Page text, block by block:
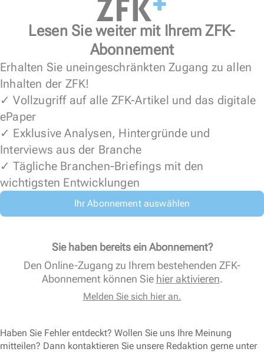
Lesen Sie weiter mit Ihrem ZFK-
Abonnement
Erhalten Sie uneingeschränkten Zugang zu allen
Inhalten der ZFK!
✓ Vollzugriff auf alle ZFK-Artikel und das digitale
ePaper
✓ Exklusive Analysen, Hintergründe und
Interviews aus der Branche
✓ Tägliche Branchen-Briefings mit den
wichtigsten Entwicklungen
Ihr Abonnement auswählen
Sie haben bereits ein Abonnement?
Den Online-Zugang zu Ihrem bestehenden ZFK-
Abonnement können Sie hier aktivieren.
Melden Sie sich hier an.
Haben Sie Fehler entdeckt? Wollen Sie uns Ihre Meinung
mitteilen? Dann kontaktieren Sie unsere Redaktion gerne unter